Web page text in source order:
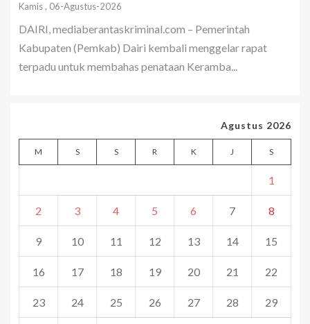
Kamis , 06-Agustus-2026
DAIRI, mediaberantaskriminal.com – Pemerintah
Kabupaten (Pemkab) Dairi kembali menggelar rapat
terpadu untuk membahas penataan Keramba...
Agustus 2026
M S S R K J S
1
2 3 4 5 6 7 8
9 10 11 12 13 14 15
16 17 18 19 20 21 22
23 24 25 26 27 28 29